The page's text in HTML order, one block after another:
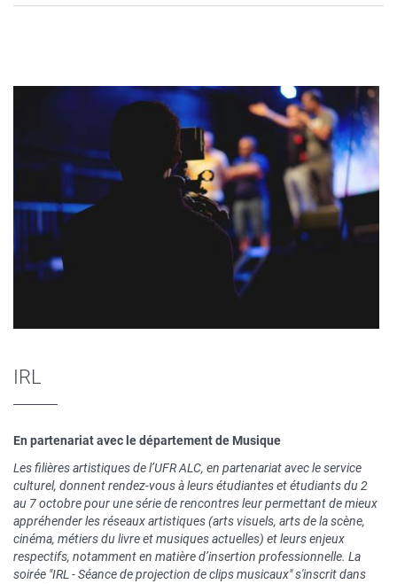
Contenu
paragraphes
IRL
En partenariat avec le département de Musique
Les filières artistiques de l’UFR ALC, en partenariat avec le service
culturel, donnent rendez-vous à leurs étudiantes et étudiants du 2
au 7 octobre pour une série de rencontres leur permettant de mieux
appréhender les réseaux artistiques (arts visuels, arts de la scène,
cinéma, métiers du livre et musiques actuelles) et leurs enjeux
respectifs, notamment en matière d’insertion professionnelle. La
soirée "IRL - Séance de projection de clips musicaux" s'inscrit dans